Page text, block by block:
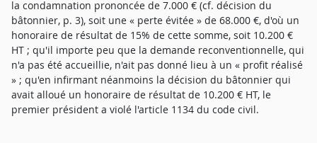
la condamnation prononcée de 7.000 € (cf. décision du
bâtonnier, p. 3), soit une « perte évitée » de 68.000 €, d'où un
honoraire de résultat de 15% de cette somme, soit 10.200 €
HT ; qu'il importe peu que la demande reconventionnelle, qui
n'a pas été accueillie, n'ait pas donné lieu à un « profit réalisé
» ; qu'en infirmant néanmoins la décision du bâtonnier qui
avait alloué un honoraire de résultat de 10.200 € HT, le
premier président a violé l'article 1134 du code civil.